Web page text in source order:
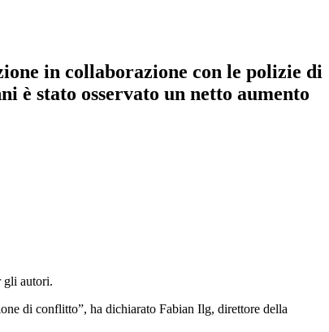
in collaborazione con le polizie di
è stato osservato un netto aumento
gli autori.
di conflitto”, ha dichiarato Fabian Ilg, direttore della